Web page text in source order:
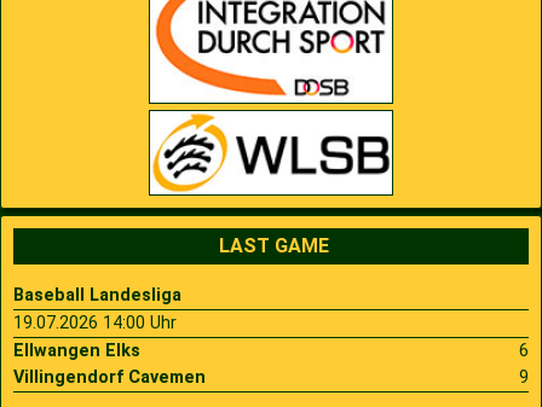
LAST GAME
Baseball Landesliga
19.07.2026 14:00 Uhr
Ellwangen Elks
6
Villingendorf Cavemen
9